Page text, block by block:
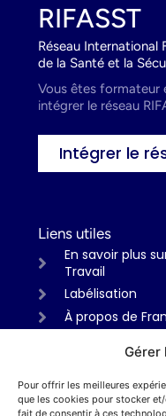
Gérer
Pour offrir les meilleures
que les cookies pour stocker
fait de consentir à ces
RIFASST
Réseau International
de la Santé et la
Vous êtes formateur
intégrer le réseau
Intégrer le
Liens utiles
En savoir plus
Travail
Labélisation
À propos de
Informations
Mentions légales